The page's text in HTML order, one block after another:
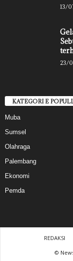
13/
23/
KATEGORI E
Muba
Sumsel
Olahraga
Palembang
Ekonomi
Pemda
REDAKSI
©